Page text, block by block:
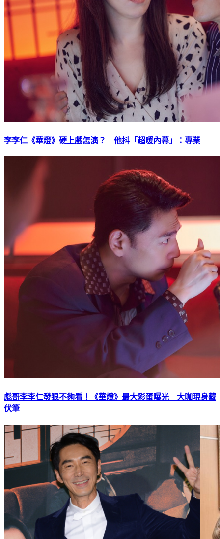
李李仁《華燈》硬上戲怎演？ 他抖「超暖內幕」：專業
彪哥李李仁發狠不夠看！《華燈》最大彩蛋曝光 大咖現身藏
伏筆